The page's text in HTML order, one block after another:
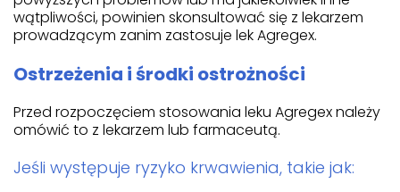
wątpliwości, powinien skonsultować się z lekarzem
prowadzącym zanim zastosuje lek Agregex.
Ostrzeżenia i środki ostrożności
Przed rozpoczęciem stosowania leku Agregex należy
omówić to z lekarzem lub farmaceutą.
Jeśli występuje ryzyko krwawienia, takie jak: